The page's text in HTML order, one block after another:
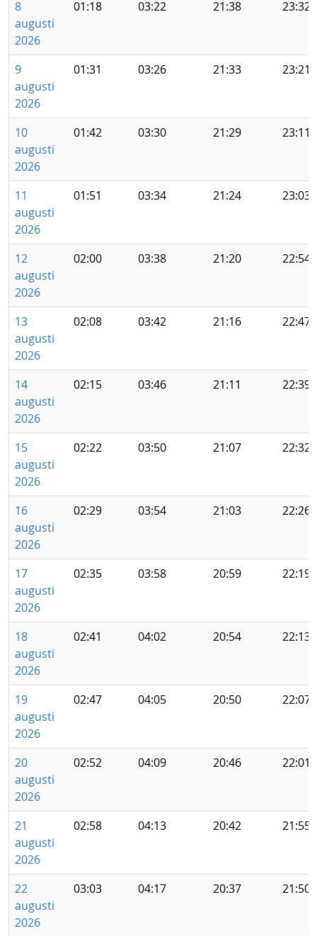
8
augusti
2026
01:18 03:22 21:38 23:32
9
augusti
2026
01:31 03:26 21:33 23:21
10
augusti
2026
01:42 03:30 21:29 23:11
11
augusti
2026
01:51 03:34 21:24 23:03
12
augusti
2026
02:00 03:38 21:20 22:54
13
augusti
2026
02:08 03:42 21:16 22:47
14
augusti
2026
02:15 03:46 21:11 22:39
15
augusti
2026
02:22 03:50 21:07 22:32
16
augusti
2026
02:29 03:54 21:03 22:26
17
augusti
2026
02:35 03:58 20:59 22:19
18
augusti
2026
02:41 04:02 20:54 22:13
19
augusti
2026
02:47 04:05 20:50 22:07
20
augusti
2026
02:52 04:09 20:46 22:01
21
augusti
2026
02:58 04:13 20:42 21:55
22
augusti
2026
03:03 04:17 20:37 21:50